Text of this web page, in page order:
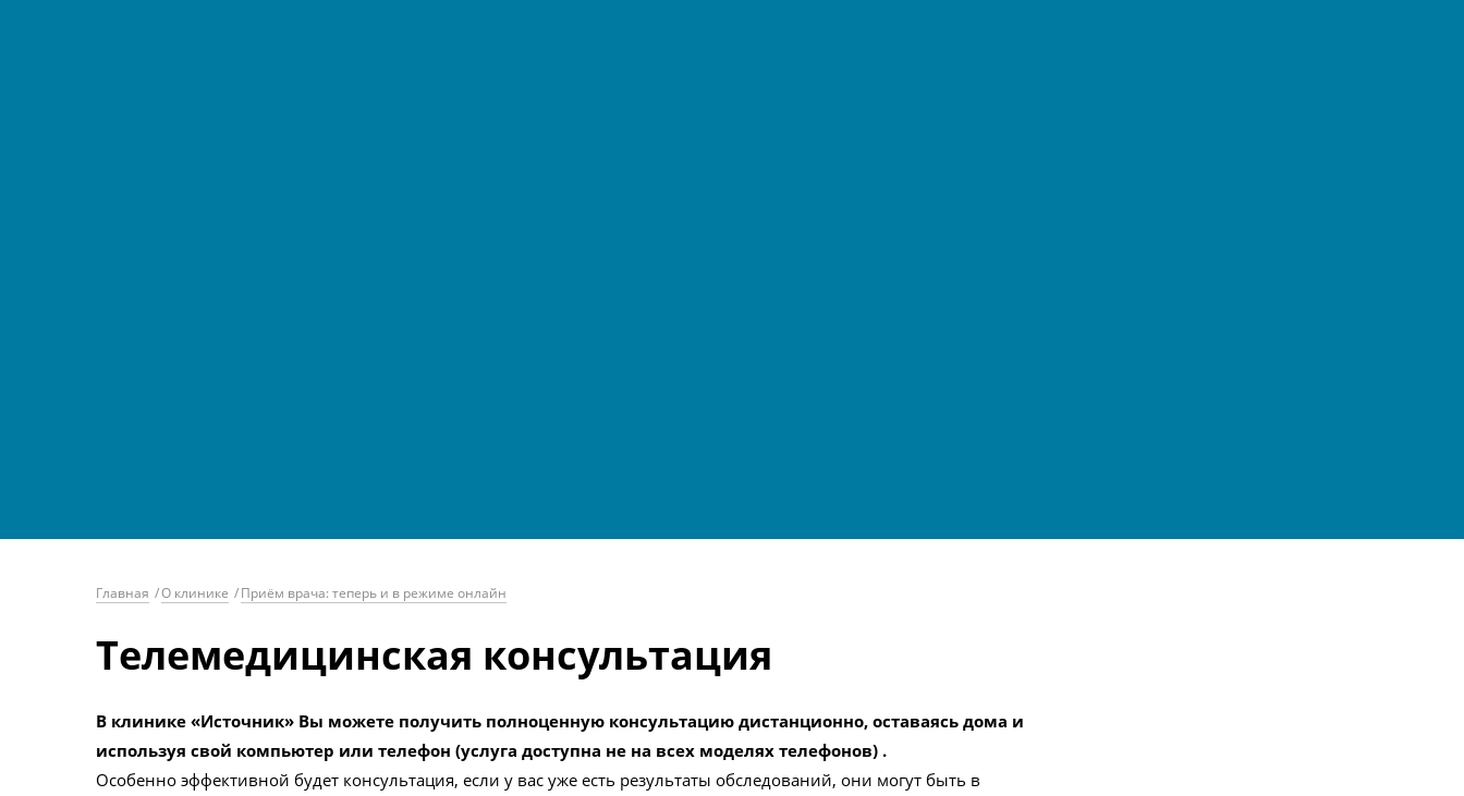
Главная /О клинике /Приём врача: теперь и в режиме онлайн
Телемедицинская консультация
В клинике «Источник» Вы можете получить полноценную консультацию дистанционно, оставаясь дома и
используя свой компьютер или телефон (услуга доступна не на всех моделях телефонов) .
Особенно эффективной будет консультация, если у вас уже есть результаты обследований, они могут быть в